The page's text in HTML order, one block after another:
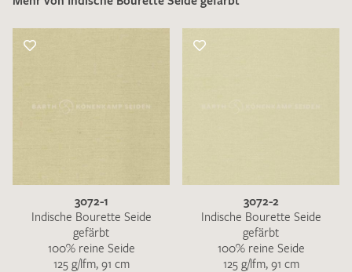
3072-1
Indische Bourette Seide
gefärbt
100% reine Seide
125 g/lfm, 91 cm
3072-2
Indische Bourette Seide
gefärbt
100% reine Seide
125 g/lfm, 91 cm